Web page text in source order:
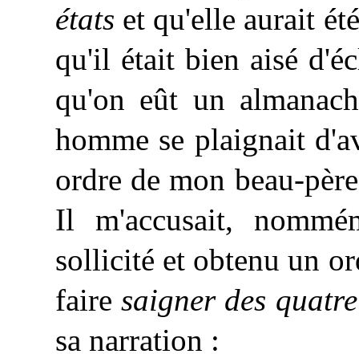
états et qu'elle aurait
qu'il était bien aisé
qu'on eût un
homme se plaignait
ordre de mon beau-
Il m'accusait,
sollicité et obtenu un
fairesaigner des
sa narration :